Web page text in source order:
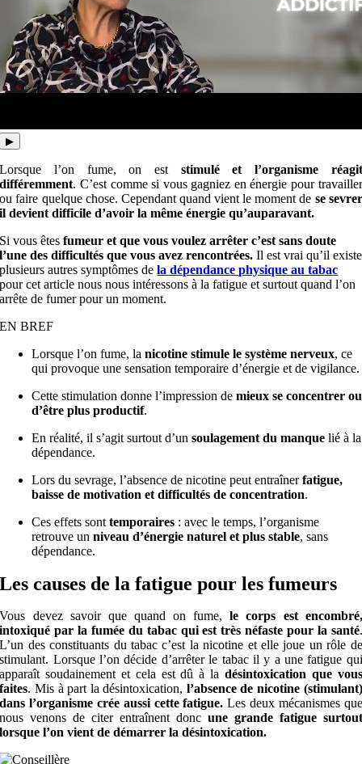
▶
Lorsque l’on fume, on est stimulé et l’organisme réagit
différemment. C’est comme si vous gagniez en énergie pour travailler
ou faire quelque chose. Cependant quand vient le moment de se sevrer
il devient difficile d’avoir la même énergie qu’auparavant.
Si vous êtesfumeur et que vous voulez arrêter c’est sans doute
l’une des difficultés que vous avez rencontrées.Il est vrai qu’il existe
plusieurs autres symptômes de la dépendance physique au tabac
pour cet article nous nous intéressons à la fatigue et surtout quand l’on
arrête de fumer pour un moment.
EN BREF
Lorsque l’on fume, lanicotine stimule le système nerveux, ce
qui provoque une sensation temporaire d’énergie et de vigilance.
Cette stimulation donne l’impression demieux se concentrer ou
d’être plus productif.
En réalité, il s’agit surtout d’unsoulagement du manque lié à la
dépendance.
Lors du sevrage, l’absence de nicotine peut entraînerfatigue,
baisse de motivation et difficultés de concentration.
Ces effets sonttemporaires : avec le temps, l’organisme
retrouve unniveau d’énergie naturel et plus stable, sans
dépendance.
Les causes de la fatigue pour les fumeurs
Vous devez savoir que quand on fume,le corps est encombré,
intoxiqué par la fumée du tabac qui est très néfaste pour la santé.
L’un des constituants du tabac c’est la nicotine et elle joue un rôle de
stimulant. Lorsque l’on décide d’arrêter le tabac il y a une fatigue qui
apparaît soudainement et cela est dû à la désintoxication que vous
faites. Mis à part la désintoxication, l’absence de nicotine (stimulant)
dans l’organisme crée aussi cette fatigue.Les deux mécanismes que
nous venons de citer entraînent donc une grande fatigue surtout
lorsque l’on vient de démarrer la désintoxication.